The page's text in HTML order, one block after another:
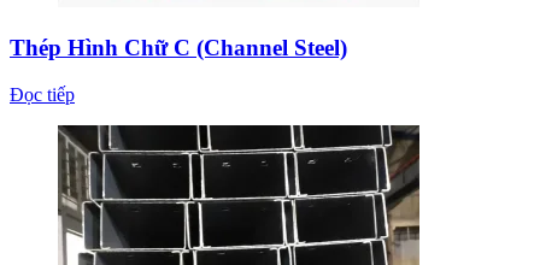
Thép Hình Chữ C (Channel Steel)
Đọc tiếp